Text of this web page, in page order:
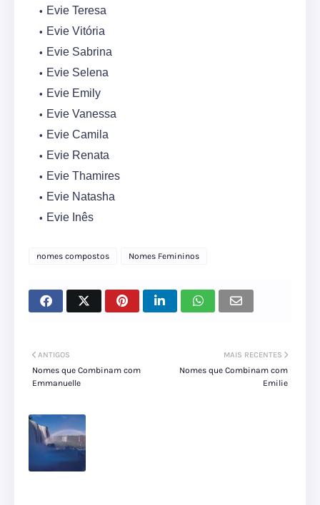
Evie Teresa
Evie Vitória
Evie Sabrina
Evie Selena
Evie Emily
Evie Vanessa
Evie Camila
Evie Renata
Evie Thamires
Evie Natasha
Evie Inês
nomes compostos Nomes Femininos
MAIS RECENTES
Nomes que Combinam com
Emilie
ANTIGOS
Nomes que Combinam com
Emmanuelle